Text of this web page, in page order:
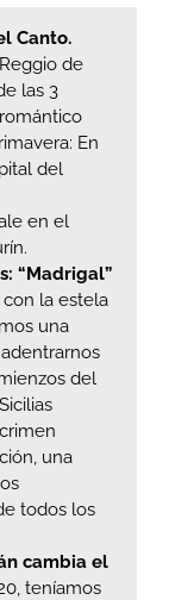
Canto.
de
las 3
En
del
en el
“Madrigal”
la estela
una
del
una
todos los
cambia el
teníamos